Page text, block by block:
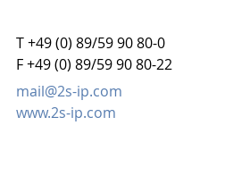
T +49 (0) 89/59 90 80-0
F +49 (0) 89/59 90 80-22
mail@2s-ip.com
www.2s-ip.com